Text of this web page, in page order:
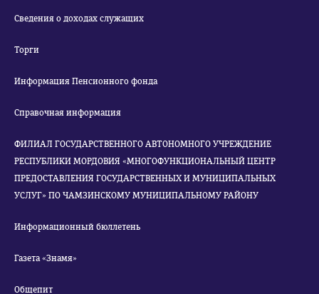
Сведения о доходах служащих
Торги
Информация Пенсионного фонда
Справочная информация
ФИЛИАЛ ГОСУДАРСТВЕННОГО АВТОНОМНОГО УЧРЕЖДЕНИЕ
РЕСПУБЛИКИ МОРДОВИЯ «МНОГОФУНКЦИОНАЛЬНЫЙ ЦЕНТР
ПРЕДОСТАВЛЕНИЯ ГОСУДАРСТВЕННЫХ И МУНИЦИПАЛЬНЫХ
УСЛУГ» ПО ЧАМЗИНСКОМУ МУНИЦИПАЛЬНОМУ РАЙОНУ
Информационный бюллетень
Газета «Знамя»
Общепит